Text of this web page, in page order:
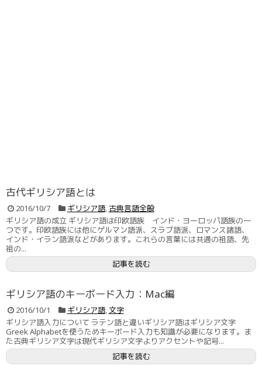
古代ギリシア語とは
2016/10/7 ギリシア語, 古典言語全般
ギリシア語の成立 ギリシア語は印欧語族 インド・ヨーロッパ語族の一
つです。印欧語族には他にゲルマン語派、スラブ語派、ロマンス諸語、
インド・イラン語派などがあります。これらの言葉には共通の祖語、先
祖の...
記事を読む
ギリシア語のキーボード入力：Mac編
2016/10/1 ギリシア語,文字
ギリシア語入力について ラテン語と違いギリシア語はギリシア文字
Greek Alphabetを使うためキーボード入力も知識が必要になります。ま
た古典ギリシア文字は現代ギリシア文字よりアクセントや記号...
記事を読む